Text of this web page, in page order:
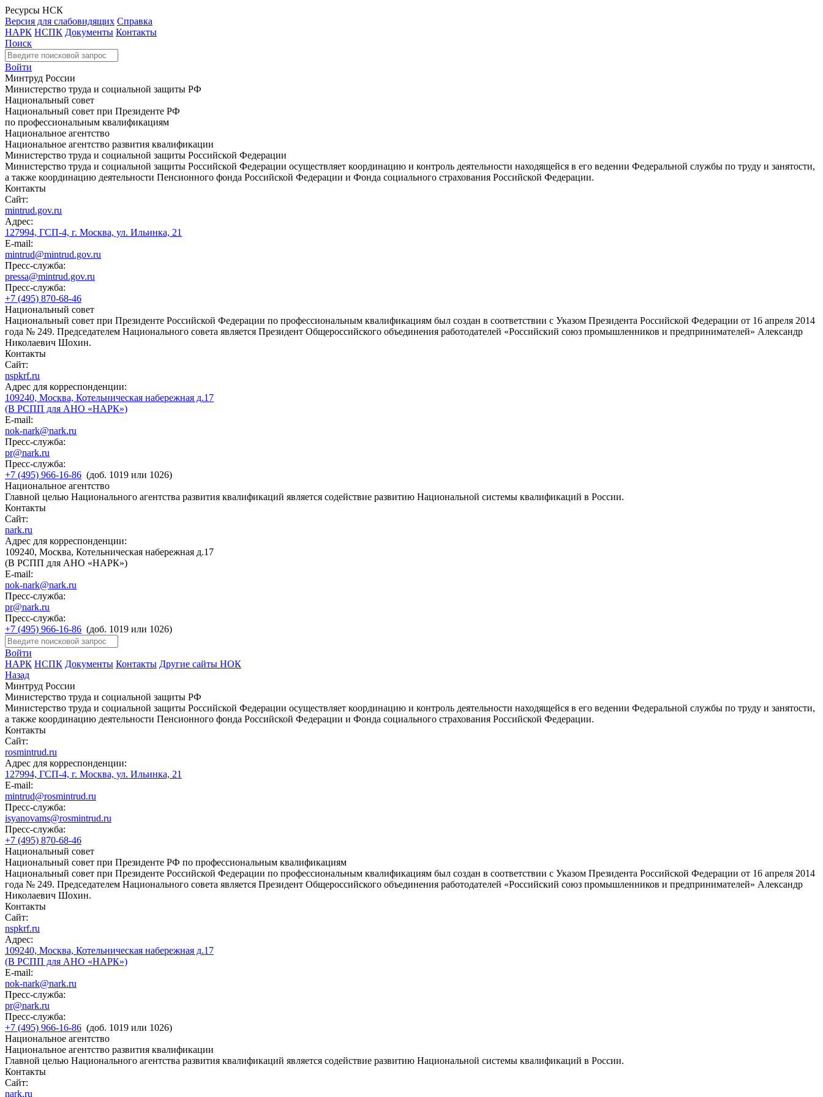
Ресурсы НСК
Версия для слабовидящих Справка
НАРК НСПК Документы Контакты
Поиск
Войти
Минтруд России
Министерство труда и социальной защиты РФ
Национальный совет
Национальный совет при Президенте РФ
по профессиональным квалификациям
Национальное агентство
Национальное агентство развития квалификации
Министерство труда и социальной защиты Российской Федерации
Министерство труда и социальной защиты Российской Федерации осуществляет координацию и контроль деятельности находящейся в его ведении Федеральной службы по труду и занятости,
а также координацию деятельности Пенсионного фонда Российской Федерации и Фонда социального страхования Российской Федерации.
Контакты
Сайт:
mintrud.gov.ru
Адрес:
127994, ГСП-4, г. Москва, ул. Ильинка, 21
E-mail:
mintrud@mintrud.gov.ru
Пресс-служба:
pressa@mintrud.gov.ru
Пресс-служба:
+7 (495) 870-68-46
Национальный совет
Национальный совет при Президенте Российской Федерации по профессиональным квалификациям был создан в соответствии с Указом Президента Российской Федерации от 16 апреля 2014
года № 249. Председателем Национального совета является Президент Общероссийского объединения работодателей «Российский союз промышленников и предпринимателей» Александр
Николаевич Шохин.
Контакты
Сайт:
nspkrf.ru
Адрес для корреспонденции:
109240, Москва, Котельническая набережная д.17
(В РСПП для АНО «НАРК»)
E-mail:
nok-nark@nark.ru
Пресс-служба:
pr@nark.ru
Пресс-служба:
+7 (495) 966-16-86 (доб. 1019 или 1026)
Национальное агентство
Главной целью Национального агентства развития квалификаций является содействие развитию Национальной системы квалификаций в России.
Контакты
Сайт:
nark.ru
Адрес для корреспонденции:
109240, Москва, Котельническая набережная д.17
(В РСПП для АНО «НАРК»)
E-mail:
nok-nark@nark.ru
Пресс-служба:
pr@nark.ru
Пресс-служба:
+7 (495) 966-16-86 (доб. 1019 или 1026)
Войти
НАРК НСПК Документы Контакты Другие сайты НОК
Назад
Минтруд России
Министерство труда и социальной защиты РФ
Министерство труда и социальной защиты Российской Федерации осуществляет координацию и контроль деятельности находящейся в его ведении Федеральной службы по труду и занятости,
а также координацию деятельности Пенсионного фонда Российской Федерации и Фонда социального страхования Российской Федерации.
Контакты
Сайт:
rosmintrud.ru
Адрес для корреспонденции:
127994, ГСП-4, г. Москва, ул. Ильинка, 21
E-mail:
mintrud@rosmintrud.ru
Пресс-служба:
isyanovams@rosmintrud.ru
Пресс-служба:
+7 (495) 870-68-46
Национальный совет
Национальный совет при Президенте РФ по профессиональным квалификациям
Национальный совет при Президенте Российской Федерации по профессиональным квалификациям был создан в соответствии с Указом Президента Российской Федерации от 16 апреля 2014
года № 249. Председателем Национального совета является Президент Общероссийского объединения работодателей «Российский союз промышленников и предпринимателей» Александр
Николаевич Шохин.
Контакты
Сайт:
nspkrf.ru
Адрес:
109240, Москва, Котельническая набережная д.17
(В РСПП для АНО «НАРК»)
E-mail:
nok-nark@nark.ru
Пресс-служба:
pr@nark.ru
Пресс-служба:
+7 (495) 966-16-86 (доб. 1019 или 1026)
Национальное агентство
Национальное агентство развития квалификации
Главной целью Национального агентства развития квалификаций является содействие развитию Национальной системы квалификаций в России.
Контакты
Сайт:
nark.ru